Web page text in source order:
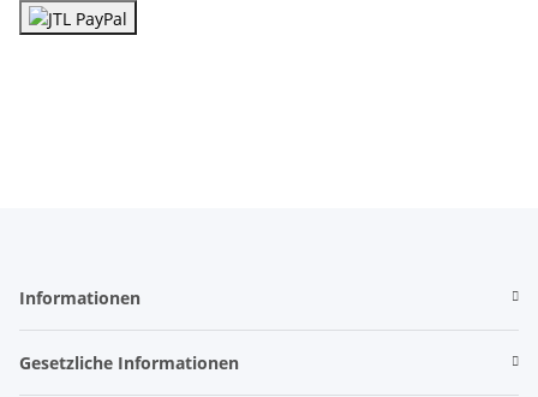
Informationen
Gesetzliche Informationen